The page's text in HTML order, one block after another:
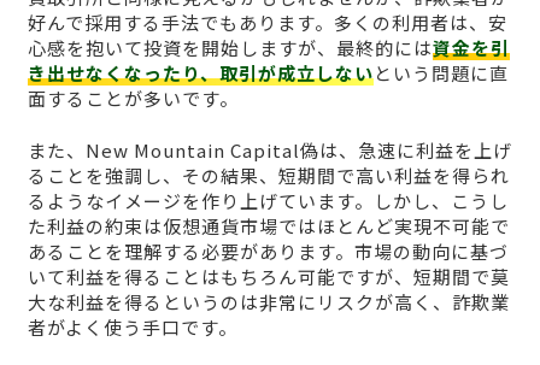
好んで採用する手法でもあります。多くの利用者は、安
心感を抱いて投資を開始しますが、最終的には資金を引
き出せなくなったり、取引が成立しないという問題に直
面することが多いです。
また、New Mountain Capital偽は、急速に利益を上げ
ることを強調し、その結果、短期間で高い利益を得られ
るようなイメージを作り上げています。しかし、こうし
た利益の約束は仮想通貨市場ではほとんど実現不可能で
あることを理解する必要があります。市場の動向に基づ
いて利益を得ることはもちろん可能ですが、短期間で莫
大な利益を得るというのは非常にリスクが高く、詐欺業
者がよく使う手口です。